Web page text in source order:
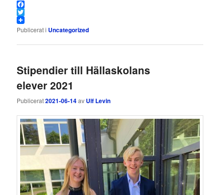
Facebook
Twitter
Publicerat i Uncategorized
Stipendier till Hällaskolans
elever 2021
Publicerat2021-06-14av Ulf Levin